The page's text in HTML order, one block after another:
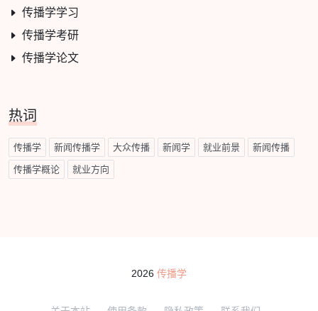
传播学学习
传播学考研
传播学论文
热词
传播学 新闻传播学 大众传播 新闻学 就业前景 新闻传播
传播学概论 就业方向
2026 传播学